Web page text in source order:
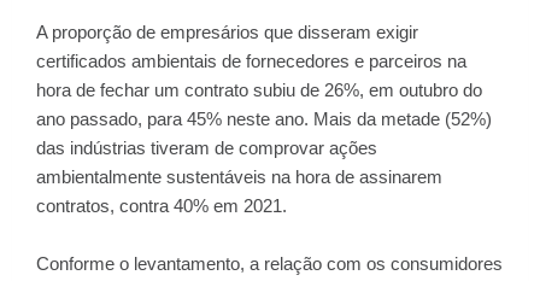
A proporção de empresários que disseram exigir
certificados ambientais de fornecedores e parceiros na
hora de fechar um contrato subiu de 26%, em outubro do
ano passado, para 45% neste ano. Mais da metade (52%)
das indústrias tiveram de comprovar ações
ambientalmente sustentáveis na hora de assinarem
contratos, contra 40% em 2021.
Conforme o levantamento, a relação com os consumidores